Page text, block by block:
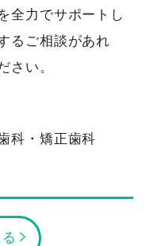
全力でサポートし
るご相談があれ
さい。
科・矯正歯科